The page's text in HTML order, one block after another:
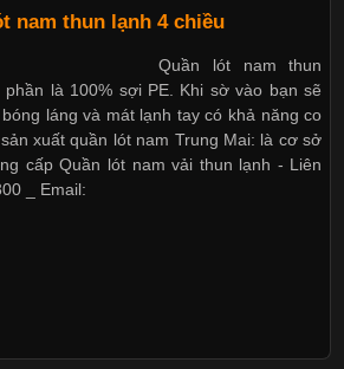
nhật 2026-05-20 14:58:56
chất liệu được sử dụng rộng rãi
nhờ đặc tính co giãn, mềm mại và
thun, đồ thể thao cho đến đồ lót nam,
trò quan trọng trong quá trình sản xuất.
quần lót nam giá
nam thun lạnh 4 chiều
Quần lót nam thun
là 100% sợi PE. Khi sờ vào bạn sẽ
láng và mát lạnh tay có khả năng co
xuất quần lót nam Trung Mai: là cơ sở
cấp Quần lót nam vải thun lạnh - Liên
_ Email: